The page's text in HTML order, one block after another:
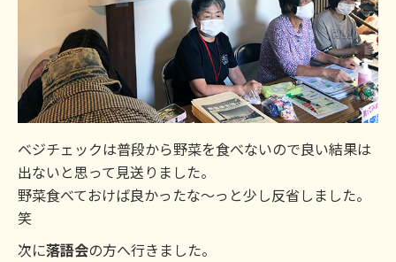
ベジチェックは普段から野菜を食べないので良い結果は
出ないと思って見送りました。
野菜食べておけば良かったな～っと少し反省しました。
笑
次に落語会の方へ行きました。